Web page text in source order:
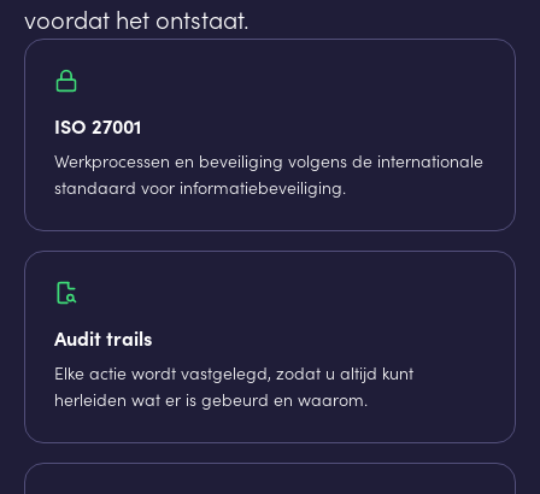
voordat het ontstaat.
ISO 27001
Werkprocessen en beveiliging volgens de internationale
standaard voor informatiebeveiliging.
Audit trails
Elke actie wordt vastgelegd, zodat u altijd kunt
herleiden wat er is gebeurd en waarom.